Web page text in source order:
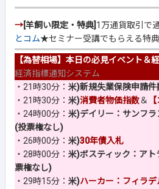
→[羊飼い限定・特典] 1万通貨取引で
とコム★セミナー受講でもらえる特
【為替相場】本日の必見イベント＆
経済指標通知システム
・21時30分： 米)新規失業保険申請件
・21時30分： 米)消費者物価指数＆
・24時00分： 米)デイリー：サンフ
(投票権なし)
・26時00分： 米)30年債入札
・28時00分： 米)ボスティック：ア
票権なし)
・29時15分： 米)ハーカー：フィラ